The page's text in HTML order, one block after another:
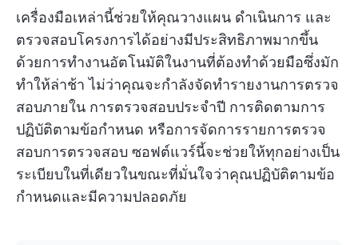
เครื่องมือเหล่านี้ช่วยให้คุณวางแผน ดำเนินการ และ
ตรวจสอบโครงการได้อย่างมีประสิทธิภาพมากขึ้น
ด้วยการทำงานอัตโนมัติในงานที่ต้องทำด้วยมือซึ่งมัก
ทำให้ล่าช้า ไม่ว่าคุณจะกำลังจัดทำรายงานการตรวจ
สอบภายใน การตรวจสอบประจำปี การติดตามการ
ปฏิบัติตามข้อกำหนด หรือการจัดการรายการตรวจ
สอบการตรวจสอบ ซอฟต์แวร์นี้จะช่วยให้ทุกอย่างเป็น
ระเบียบในที่เดียวในขณะที่มั่นใจว่าคุณปฏิบัติตามข้อ
กำหนดและมีความปลอดภัย